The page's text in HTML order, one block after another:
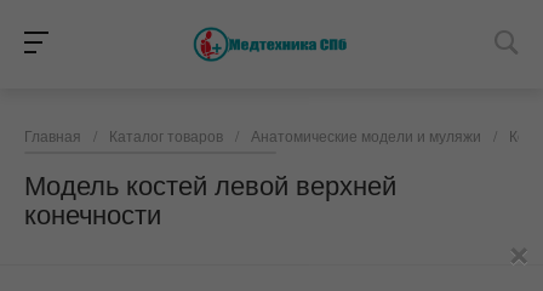
Главная / Каталог товаров / Анатомические модели и муляжи /
Модель костей левой верхней
конечности
×